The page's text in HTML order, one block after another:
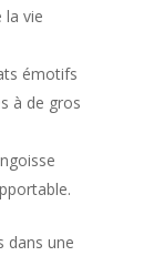
la vie
émotifs
à de gros
dans une